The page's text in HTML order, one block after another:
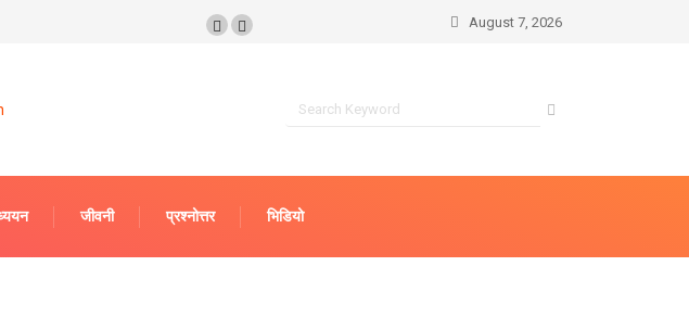
August 7, 2026
जीवनी प्रश्‍नोत्तर भिडियो